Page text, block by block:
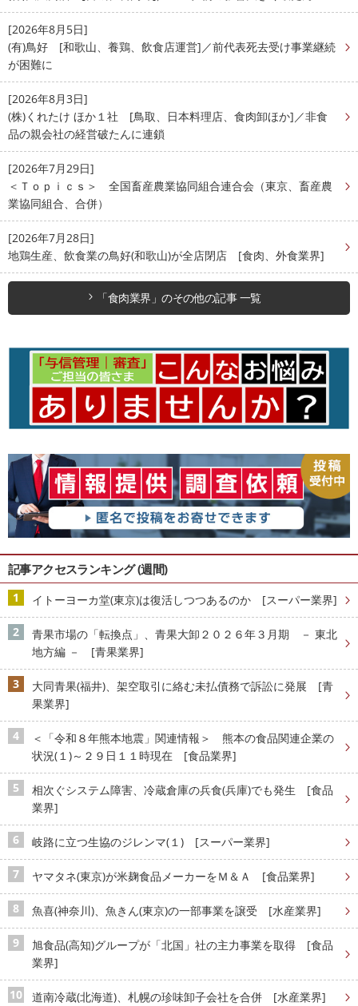
[2026年8月5日]
(有)鳥好 [和歌山、養鶏、飲食店運営]／前代表死去受け事業継続
が困難に
[2026年8月3日]
(株)くれたけ ほか１社 [鳥取、日本料理店、食肉卸ほか]／非食
品の親会社の経営破たんに連鎖
[2026年7月29日]
＜Ｔｏｐｉｃｓ＞ 全国畜産農業協同組合連合会（東京、畜産農
業協同組合、合併）
[2026年7月28日]
地鶏生産、飲食業の鳥好(和歌山)が全店閉店 [食肉、外食業界]
「食肉業界」のその他の記事 一覧
記事アクセスランキング (週間)
イトーヨーカ堂(東京)は復活しつつあるのか [スーパー業界]
青果市場の「転換点」、青果大卸２０２６年３月期 － 東北
地方編 － [青果業界]
大同青果(福井)、架空取引に絡む未払債務で訴訟に発展 [青
果業界]
＜「令和８年熊本地震」関連情報＞ 熊本の食品関連企業の
状況(１)～２９日１１時現在 [食品業界]
相次ぐシステム障害、冷蔵倉庫の兵食(兵庫)でも発生 [食品
業界]
岐路に立つ生協のジレンマ(１) [スーパー業界]
ヤマタネ(東京)が米麹食品メーカーをＭ＆Ａ [食品業界]
魚喜(神奈川)、魚きん(東京)の一部事業を譲受 [水産業界]
旭食品(高知)グループが「北国」社の主力事業を取得 [食品
業界]
道南冷蔵(北海道)、札幌の珍味卸子会社を合併 [水産業界]